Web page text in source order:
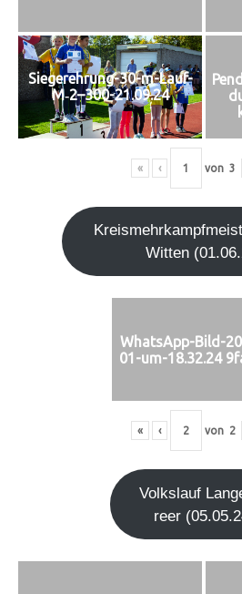
Siegerehrung-30-m-Lauf-
M‑2–300-21.09.24
« ‹ von 3
Wit­ten
WhatsApp-Bild-
01-um-18.32.24
« ‹ von 2
Volks­lauf
re­er